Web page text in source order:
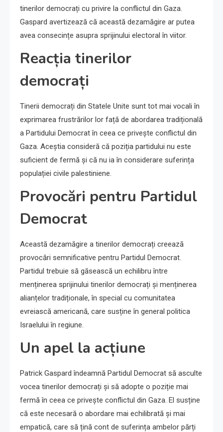
tinerilor democrați cu privire la conflictul din Gaza.
Gaspard avertizează că această dezamăgire ar putea
avea consecințe asupra sprijinului electoral în viitor.
Reacția tinerilor
democrați
Tinerii democrați din Statele Unite sunt tot mai vocali în
exprimarea frustrărilor lor față de abordarea tradițională
a Partidului Democrat în ceea ce privește conflictul din
Gaza. Aceștia consideră că poziția partidului nu este
suficient de fermă și că nu ia în considerare suferința
populației civile palestiniene.
Provocări pentru Partidul
Democrat
Această dezamăgire a tinerilor democrați creează
provocări semnificative pentru Partidul Democrat.
Partidul trebuie să găsească un echilibru între
menținerea sprijinului tinerilor democrați și menținerea
alianțelor tradiționale, în special cu comunitatea
evreiască americană, care susține în general politica
Israelului în regiune.
Un apel la acțiune
Patrick Gaspard îndeamnă Partidul Democrat să asculte
vocea tinerilor democrați și să adopte o poziție mai
fermă în ceea ce privește conflictul din Gaza. El susține
că este necesară o abordare mai echilibrată și mai
empatică, care să țină cont de suferința ambelor părți